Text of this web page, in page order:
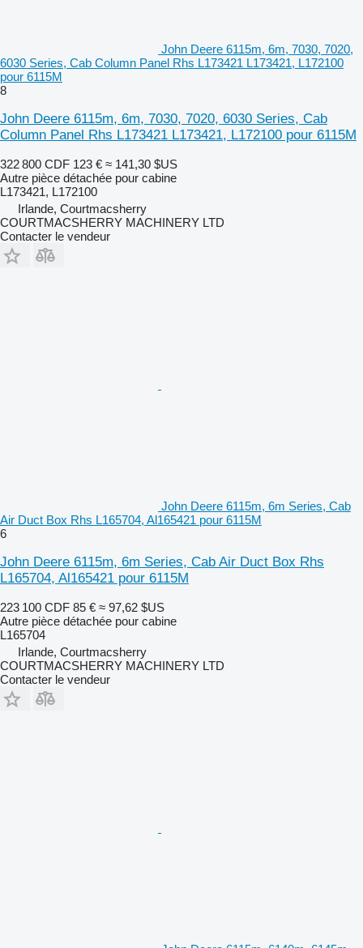
John Deere 6115m, 6m, 7030, 7020,
6030 Series, Cab Column Panel Rhs L173421 L173421, L172100
pour 6115M
8
John Deere 6115m, 6m, 7030, 7020, 6030 Series, Cab
Column Panel Rhs L173421 L173421, L172100 pour 6115M
322 800 CDF 123 € ≈ 141,30 $US
Autre pièce détachée pour cabine
L173421, L172100
Irlande, Courtmacsherry
COURTMACSHERRY MACHINERY LTD
Contacter le vendeur
John Deere 6115m, 6m Series, Cab
Air Duct Box Rhs L165704, Al165421 pour 6115M
6
John Deere 6115m, 6m Series, Cab Air Duct Box Rhs
L165704, Al165421 pour 6115M
223 100 CDF 85 € ≈ 97,62 $US
Autre pièce détachée pour cabine
L165704
Irlande, Courtmacsherry
COURTMACSHERRY MACHINERY LTD
Contacter le vendeur